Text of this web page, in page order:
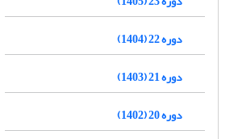
دوره 22 (1404)
دوره 21 (1403)
دوره 20 (1402)